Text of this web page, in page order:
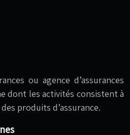
ou agence d’assurances
dont les activités consistent à
produits d’assurance.